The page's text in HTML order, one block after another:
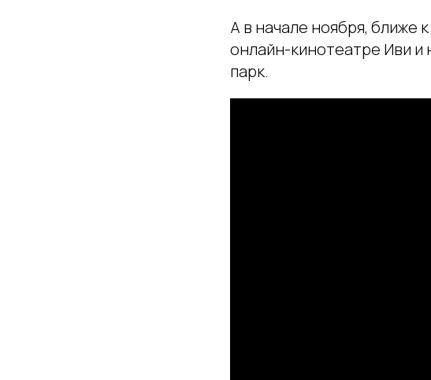
А в начале ноября, ближе
онлайн-кинотеатре Иви и
парк.